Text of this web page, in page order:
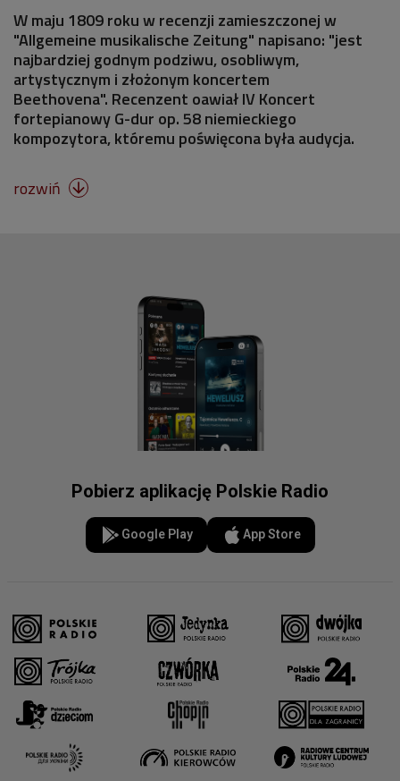
W maju 1809 roku w recenzji zamieszczonej w
"Allgemeine musikalische Zeitung" napisano: "jest
najbardziej godnym podziwu, osobliwym,
artystycznym i złożonym koncertem
Beethovena". Recenzent oawiał IV Koncert
fortepianowy G-dur op. 58 niemieckiego
kompozytora, któremu poświęcona była audycja.
rozwiń 
Pobierz aplikację Polskie Radio
Google Play App Store